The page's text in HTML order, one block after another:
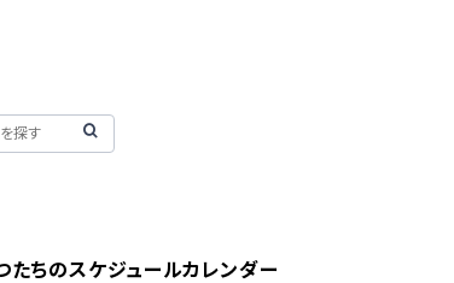
たちのスケジュールカレンダー